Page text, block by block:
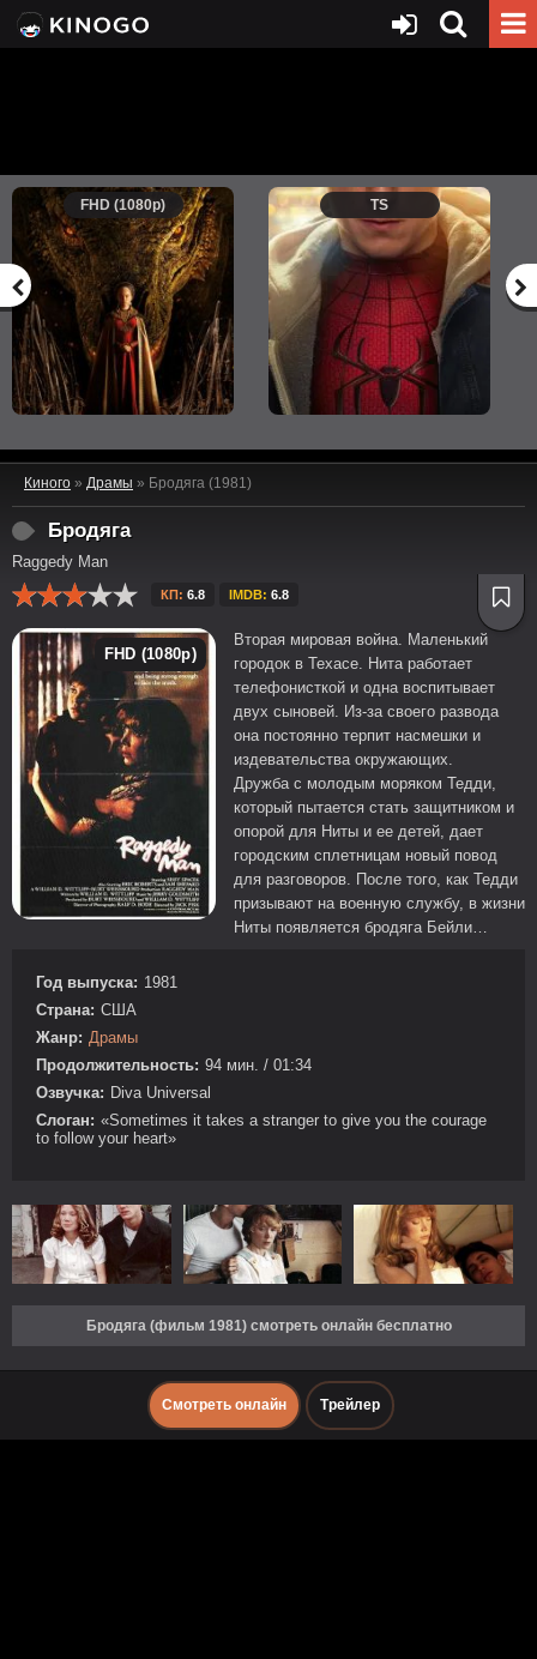
FHD (1080p) TS
Киного » Драмы » Бродяга (1981)
Бродяга
Raggedy Man
КП: 6.8 IMDB: 6.8
FHD (1080p)
Вторая мировая война. Маленький
городок в Техасе. Нита работает
телефонисткой и одна воспитывает
двух сыновей. Из-за своего развода
она постоянно терпит насмешки и
издевательства окружающих.
Дружба с молодым моряком Тедди,
который пытается стать защитником и
опорой для Ниты и ее детей, дает
городским сплетницам новый повод
для разговоров. После того, как Тедди
призывают на военную службу, в жизни
Ниты появляется бродяга Бейли…
Год выпуска: 1981
Страна: США
Жанр: Драмы
Продолжительность: 94 мин. / 01:34
Озвучка: Diva Universal
Слоган: «Sometimes it takes a stranger to give you the courage
to follow your heart»
Бродяга (фильм 1981) смотреть онлайн бесплатно
Смотреть онлайн Трейлер